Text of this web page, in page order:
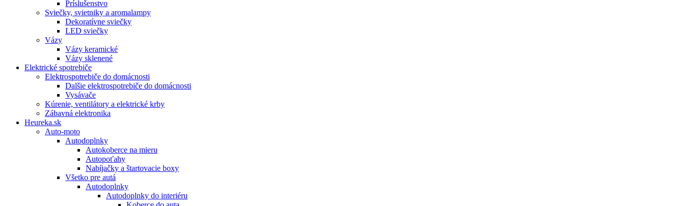
Príslušenstvo
Sviečky, svietniky a aromalampy
Dekoratívne sviečky
LED sviečky
Vázy
Vázy keramické
Vázy sklenené
Elektrické spotrebiče
Elektrospotrebiče do domácnosti
Dalšie elektrospotrebiče do domácnosti
Vysávače
Kúrenie, ventilátory a elektrické krby
Zábavná elektronika
Heureka.sk
Auto-moto
Autodoplnky
Autokoberce na mieru
Autopoťahy
Nabíjačky a štartovacie boxy
Všetko pre autá
Autodoplnky
Autodoplnky do interiéru